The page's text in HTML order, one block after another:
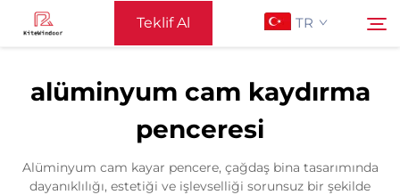
Teklif Al TR
Destek
alüminyum cam kaydırma
penceresi
Alüminyum cam kayar pencere, çağdaş bina tasarımında
dayanıklılığı, estetiği ve işlevselliği sorunsuz bir şekilde